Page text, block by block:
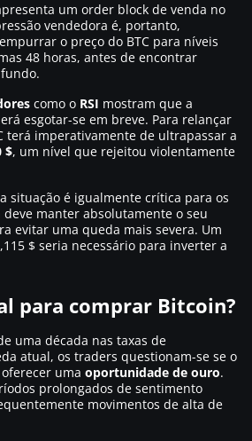
um order block de venda no
vendedora é, portanto,
o preço do BTC para níveis
48 horas, antes de encontrar
como o RSI mostram que a
esgotar-se em breve. Para relançar
terá imperativamente de ultrapassar a
$, um nível que rejeitou violentamente
situação é igualmente crítica para os
manter absolutamente o seu
evitar uma queda mais severa. Um
$ seria necessário para inverter a
para comprar Bitcoin?
uma década nas taxas de
atual, os traders questionam-se se o
uma oportunidade de ouro.
prolongados de sentimento
movimentos de alta de